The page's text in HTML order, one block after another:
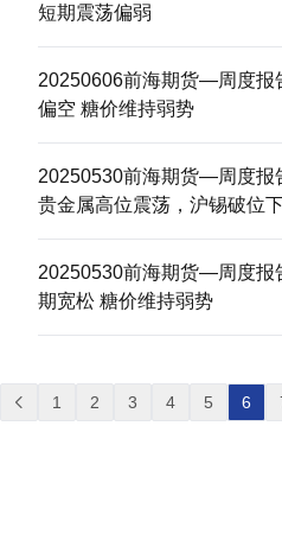
短期震荡偏弱
20250606前海期货—周度
偏空 糖价维持弱势
20250530前海期货—周度报
贵金属高位震荡，沪锡破位
20250530前海期货—周度
期宽松 糖价维持弱势
1 2 3 4 5 6